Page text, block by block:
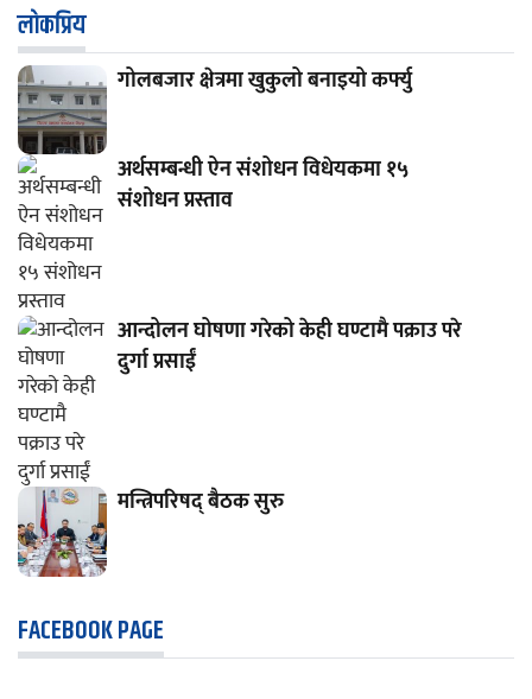
लाेकप्रिय
गोलबजार क्षेत्रमा खुकुलो बनाइयो कर्फ्यु
अर्थसम्बन्धी ऐन संशोधन विधेयकमा १५
संशोधन प्रस्ताव
आन्दोलन घोषणा गरेको केही घण्टामै पक्राउ परे
दुर्गा प्रसाईं
मन्त्रिपरिषद् बैठक सुरु
FACEBOOK PAGE